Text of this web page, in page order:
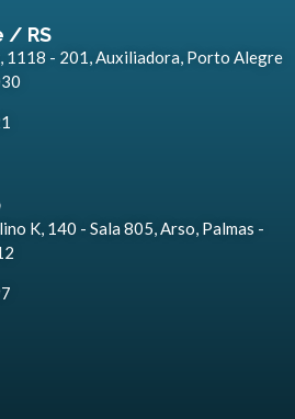
/ RS
1118 - 201, Auxiliadora, Porto Alegre
K, 140 - Sala 805, Arso, Palmas -